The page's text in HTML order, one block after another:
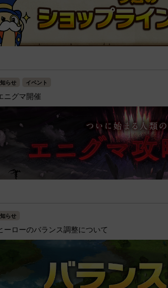
らせ イベント
ニグマ開催
らせ
ーローのバランス調整について